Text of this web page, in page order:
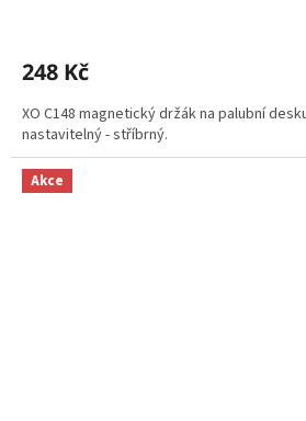
248 Kč
XO C148 magnetický držák na palubní
nastavitelný - stříbrný.
Akce